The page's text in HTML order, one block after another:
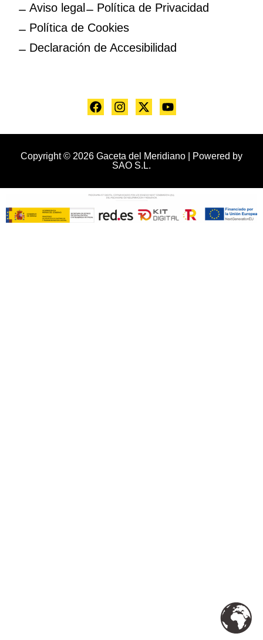
Aviso legal
Política de Privacidad
Política de Cookies
Declaración de Accesibilidad
Copyright © 2026 Gaceta del Meridiano | Powered by
SAO S.L.